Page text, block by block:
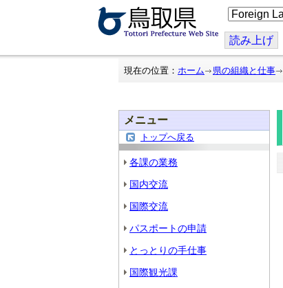
こ
の
ジ
を
翻
読み上げ
現在の位置： ホーム 県の組織と仕事
メニュー
トップへ戻る
各課の業務
国内交流
国際交流
パスポートの申請
とっとりの手仕事
国際観光課